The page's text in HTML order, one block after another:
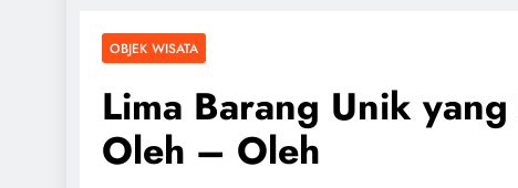
OBJEK WISATA
Lima Barang Unik
Oleh – Oleh